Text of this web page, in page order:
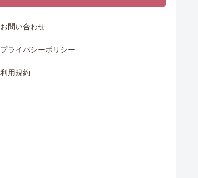
お問い合わせ
プライバシーポリシー
利用規約